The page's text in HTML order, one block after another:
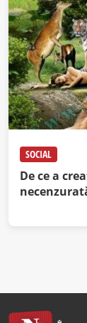
SOCIAL
De ce a